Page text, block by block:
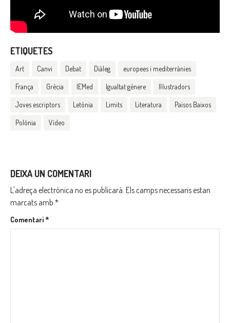
ETIQUETES
Art Canvi Debat Diàleg europees i mediterrànies
França Grècia IEMed Igualtat gènere Il·lustradors
Joves escriptors Letònia Limits Literatura Països Baixos
Polònia Vídeo
DEIXA UN COMENTARI
L'adreça electrònica no es publicarà. Els camps necessaris estan
marcats amb *
Comentari*